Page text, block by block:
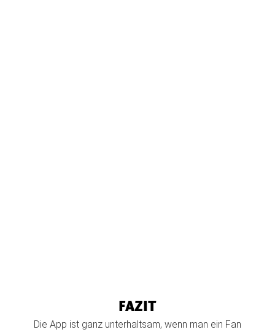
FAZIT
Die App ist ganz unterhaltsam, wenn man ein Fan